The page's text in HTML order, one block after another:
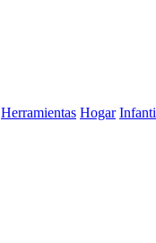
Herramientas Hogar